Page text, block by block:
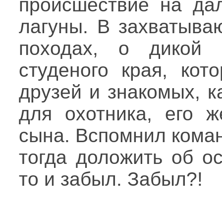
происшествие на
лагуны. В
походах, о дикой
студеного края,
друзей и знакомых,
для охотника, его
сына. Вспомнил
тогда доложить об
то и забыл. Забыл?!